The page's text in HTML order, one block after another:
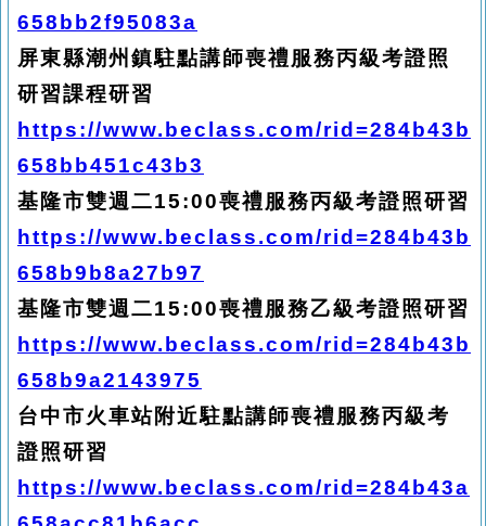
658bb2f95083a
屏東縣潮州鎮駐點講師喪禮服務丙級考證照
研習課程研習
https://www.beclass.com/rid=284b43b
658bb451c43b3
基隆市雙週二15:00喪禮服務丙級考證照研習
https://www.beclass.com/rid=284b43b
658b9b8a27b97
基隆市雙週二15:00喪禮服務乙級考證照研習
https://www.beclass.com/rid=284b43b
658b9a2143975
台中市火車站附近駐點講師喪禮服務丙級考
證照研習
https://www.beclass.com/rid=284b43a